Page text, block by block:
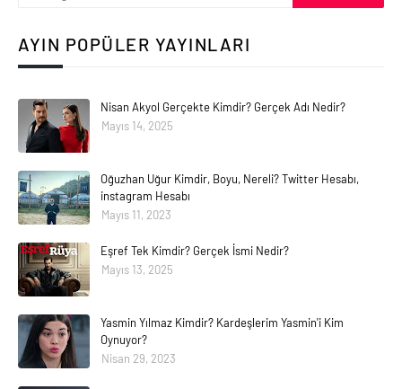
AYIN POPÜLER YAYINLARI
Nisan Akyol Gerçekte Kimdir? Gerçek Adı Nedir?
Mayıs 14, 2025
Oğuzhan Uğur Kimdir, Boyu, Nereli? Twitter Hesabı,
instagram Hesabı
Mayıs 11, 2023
Eşref Tek Kimdir? Gerçek İsmi Nedir?
Mayıs 13, 2025
Yasmin Yılmaz Kimdir? Kardeşlerim Yasmin'i Kim
Oynuyor?
Nisan 29, 2023